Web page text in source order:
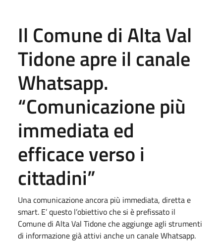
Il Comune di Alta Val
Tidone apre il canale
Whatsapp.
“Comunicazione più
immediata ed
efficace verso i
cittadini”
Una comunicazione ancora più immediata, diretta e
smart. E’ questo l’obiettivo che si è prefissato il
Comune di Alta Val Tidone che aggiunge agli strumenti
di informazione già attivi anche un canale Whatsapp.